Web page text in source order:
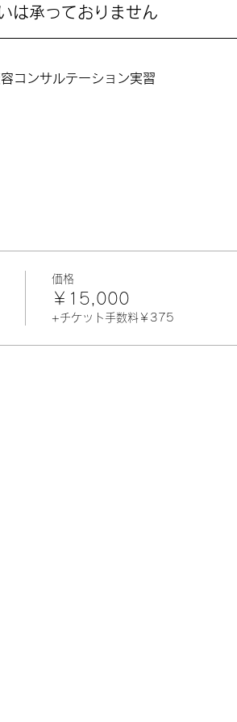
は承っておりません
コンサルテーション実習
価格
￥15,000
+チケット手数料￥375